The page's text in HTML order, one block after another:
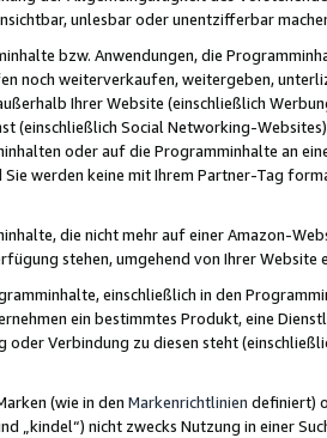
unlesbar oder unentzifferbar
bzw. Anwendungen, die
noch weiterverkaufen, weitergeben,
Ihrer Website (einschließlich
(einschließlich Social Networking-
oder auf die Programminhalte an
werden keine mit Ihrem Partner-Tag
die nicht mehr auf einer Amazon-
stehen, umgehend von Ihrer
einschließlich in den
ein bestimmtes Produkt, eine
oder Verbindung zu diesen steht
(wie in den Markenrichtlinien definiert)
„kindel“) nicht zwecks Nutzung in einer